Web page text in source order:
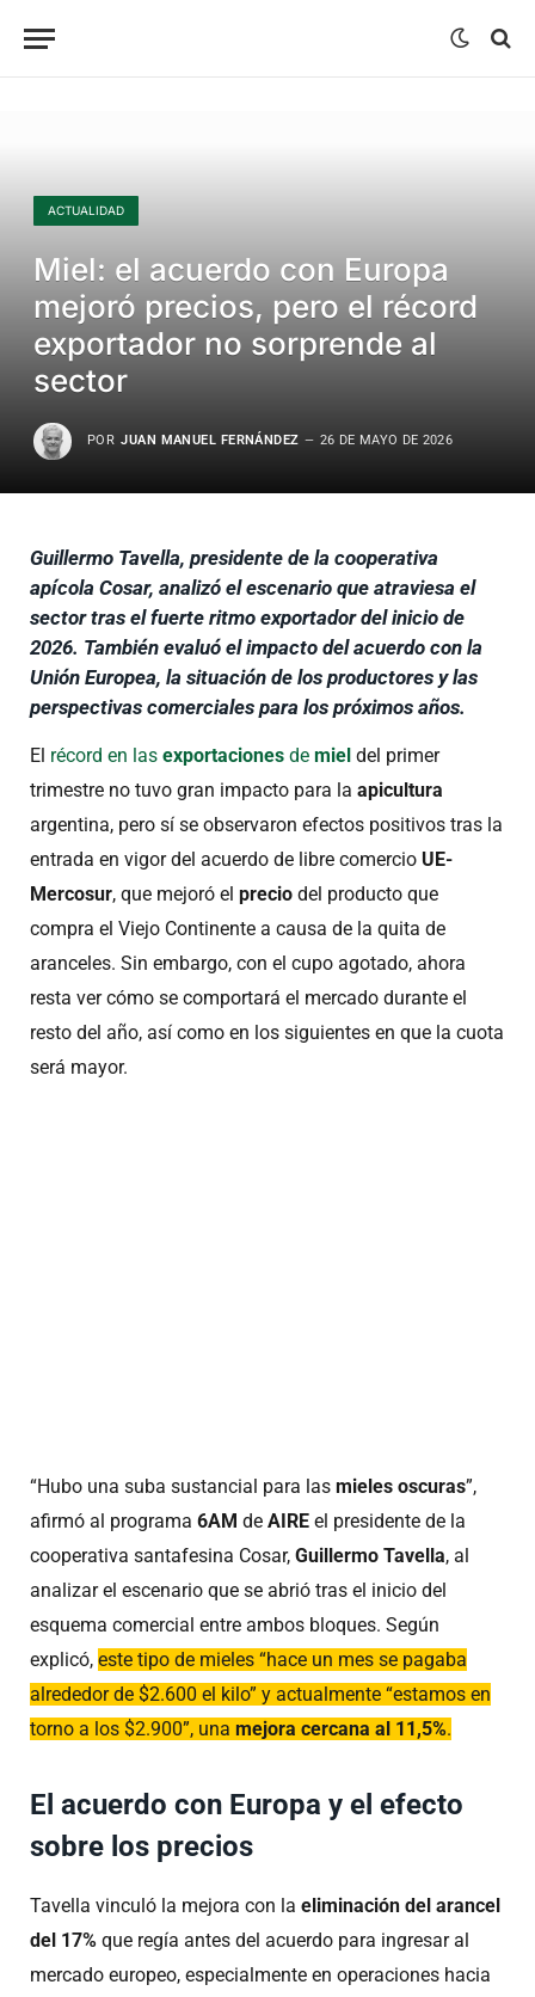
ACTUALIDAD
Miel: el acuerdo con Europa
mejoró precios, pero el récord
exportador no sorprende al
sector
POR JUAN MANUEL FERNÁNDEZ 26 DE MAYO DE 2026
Guillermo Tavella, presidente de la cooperativa
apícola Cosar, analizó el escenario que atraviesa el
sector tras el fuerte ritmo exportador del inicio de
2026. También evaluó el impacto del acuerdo con la
Unión Europea, la situación de los productores y las
perspectivas comerciales para los próximos años.
El récord en las exportaciones de miel del primer
trimestre no tuvo gran impacto para la apicultura
argentina, pero sí se observaron efectos positivos tras la
entrada en vigor del acuerdo de libre comercio UE-
Mercosur, que mejoró el precio del producto que
compra el Viejo Continente a causa de la quita de
aranceles. Sin embargo, con el cupo agotado, ahora
resta ver cómo se comportará el mercado durante el
resto del año, así como en los siguientes en que la cuota
será mayor.
“Hubo una suba sustancial para las mieles oscuras”,
afirmó al programa 6AM de AIRE el presidente de la
cooperativa santafesina Cosar, Guillermo Tavella, al
analizar el escenario que se abrió tras el inicio del
esquema comercial entre ambos bloques. Según
explicó, este tipo de mieles “hace un mes se pagaba
alrededor de $2.600 el kilo” y actualmente “estamos en
torno a los $2.900”, una mejora cercana al 11,5%.
El acuerdo con Europa y el efecto
sobre los precios
Tavella vinculó la mejora con la eliminación del arancel
del 17% que regía antes del acuerdo para ingresar al
mercado europeo, especialmente en operaciones hacia